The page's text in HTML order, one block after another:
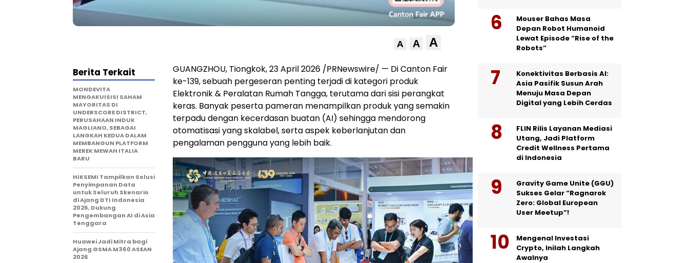
A A A
GUANGZHOU, Tiongkok, 23 April 2026 /PRNewswire/ — Di Canton Fair
ke-139, sebuah pergeseran penting terjadi di kategori produk
Elektronik & Peralatan Rumah Tangga, terutama dari sisi perangkat
keras. Banyak peserta pameran menampilkan produk yang semakin
terpadu dengan kecerdasan buatan (AI) sehingga mendorong
otomatisasi yang skalabel, serta aspek keberlanjutan dan
pengalaman pengguna yang lebih baik.
Berita Terkait
MONDEVITA
MENGAKUISISI SAHAM
MAYORITAS DI
UNDERSCORE DISTRICT,
PERUSAHAAN INDUK
MAGLIANO, SEBAGAI
LANGKAH KEDUA DALAM
MEMBANGUN PLATFORM
MEREK MEWAH ITALIA
BARU
HIKSEMI Tampilkan Solusi
Penyimpanan Data
untuk Seluruh Skenario
di Ajang DTI Indonesia
2026, Dukung
Pengembangan AI di Asia
Tenggara
Huawei Jadi Mitra bagi
Ajang GSMA M360 ASEAN
2026
Mouser Bahas Masa
Depan Robot Humanoid
Lewat Episode “Rise of the
Robots”
Konektivitas Berbasis AI:
Asia Pasifik Susun Arah
Menuju Masa Depan
Digital yang Lebih Cerdas
FLIN Rilis Layanan Mediasi
Utang, Jadi Platform
Credit Wellness Pertama
di Indonesia
Gravity Game Unite (GGU)
Sukses Gelar “Ragnarok
Zero: Global European
User Meetup”!
Mengenal Investasi
Crypto, Inilah Langkah
Awalnya